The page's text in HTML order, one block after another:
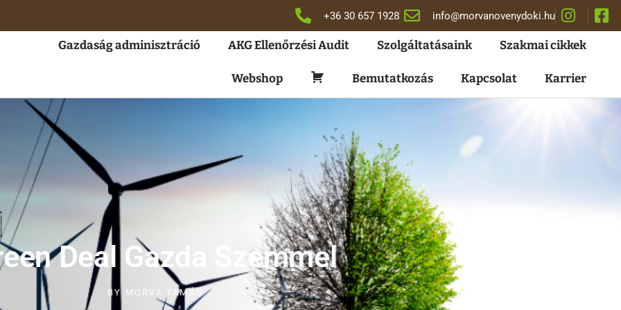
+36 30 657 1928 info@morvanovenydoki.hu
Gazdaság adminisztráció AKG Ellenőrzési Audit Szolgáltatásaink Szakmai cikkek
Webshop Kosár Bemutatkozás Kapcsolat Karrier
Deal Gazda Szemmel
BY MORVA TAMÁS